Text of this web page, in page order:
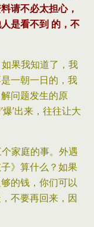
请不必太担心，
是看不到 的，不
果我知道了，我
一朝一日的，我
问题发生的原
’出来，往往让大
家庭的事。外遇
》算什么？如果
的钱，你们可以
不要再回来，因